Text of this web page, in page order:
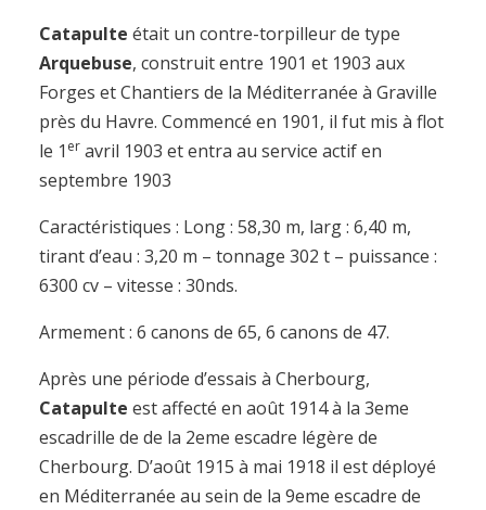
Catapulte était un contre-torpilleur de type
Arquebuse, construit entre 1901 et 1903 aux
Forges et Chantiers de la Méditerranée à Graville
près du Havre. Commencé en 1901, il fut mis à flot
le 1 er avril 1903 et entra au service actif en
septembre 1903
Caractéristiques : Long : 58,30 m, larg : 6,40 m,
tirant d’eau : 3,20 m – tonnage 302 t – puissance :
6300 cv – vitesse : 30nds.
Armement : 6 canons de 65, 6 canons de 47.
Après une période d’essais à Cherbourg,
Catapulte est affecté en août 1914 à la 3eme
escadrille de de la 2eme escadre légère de
Cherbourg. D’août 1915 à mai 1918 il est déployé
en Méditerranée au sein de la 9eme escadre de